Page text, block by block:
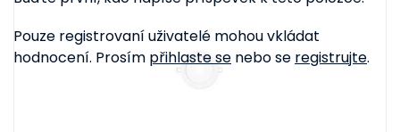
Pouze registrovaní uživatelé mohou vkládat
hodnocení. Prosím přihlaste se nebo se registrujte.